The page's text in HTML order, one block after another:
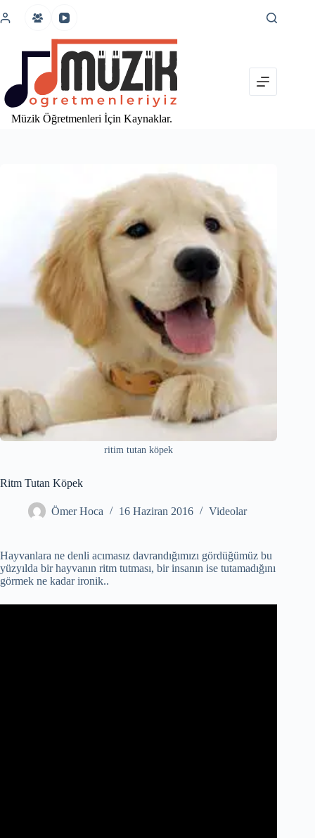
atla
Müzik Öğretmenleri İçin Kaynaklar.
ritim tutan köpek
Ritm Tutan Köpek
Ömer Hoca 16 Haziran 2016 Videolar
Hayvanlara ne denli acımasız davrandığımızı gördüğümüz bu
yüzyılda bir hayvanın ritm tutması, bir insanın ise tutamadığını
görmek ne kadar ironik..